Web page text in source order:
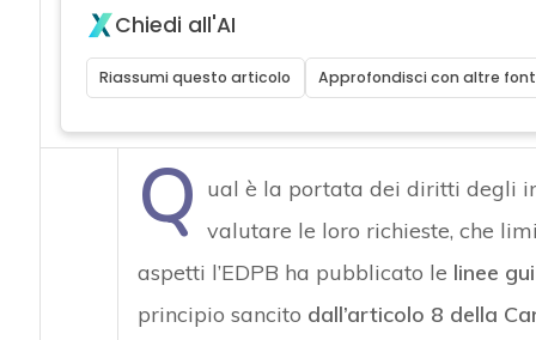
Chiedi all'AI
Riassumi questo articolo Approfondisci con altre
Q ual è la portata dei diritti degli
valutare le loro richieste, che
aspetti l’EDPB ha pubblicato le linee
principio sancito dall’articolo 8 della